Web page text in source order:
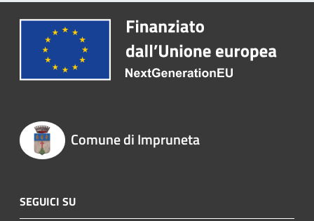
Comune di Impruneta
SEGUICI SU